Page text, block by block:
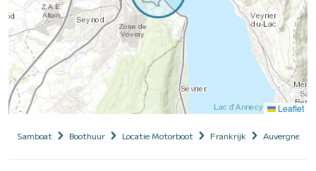
Leaflet
Samboat Boothuur Locatie Motorboot Frankrijk Auvergne-